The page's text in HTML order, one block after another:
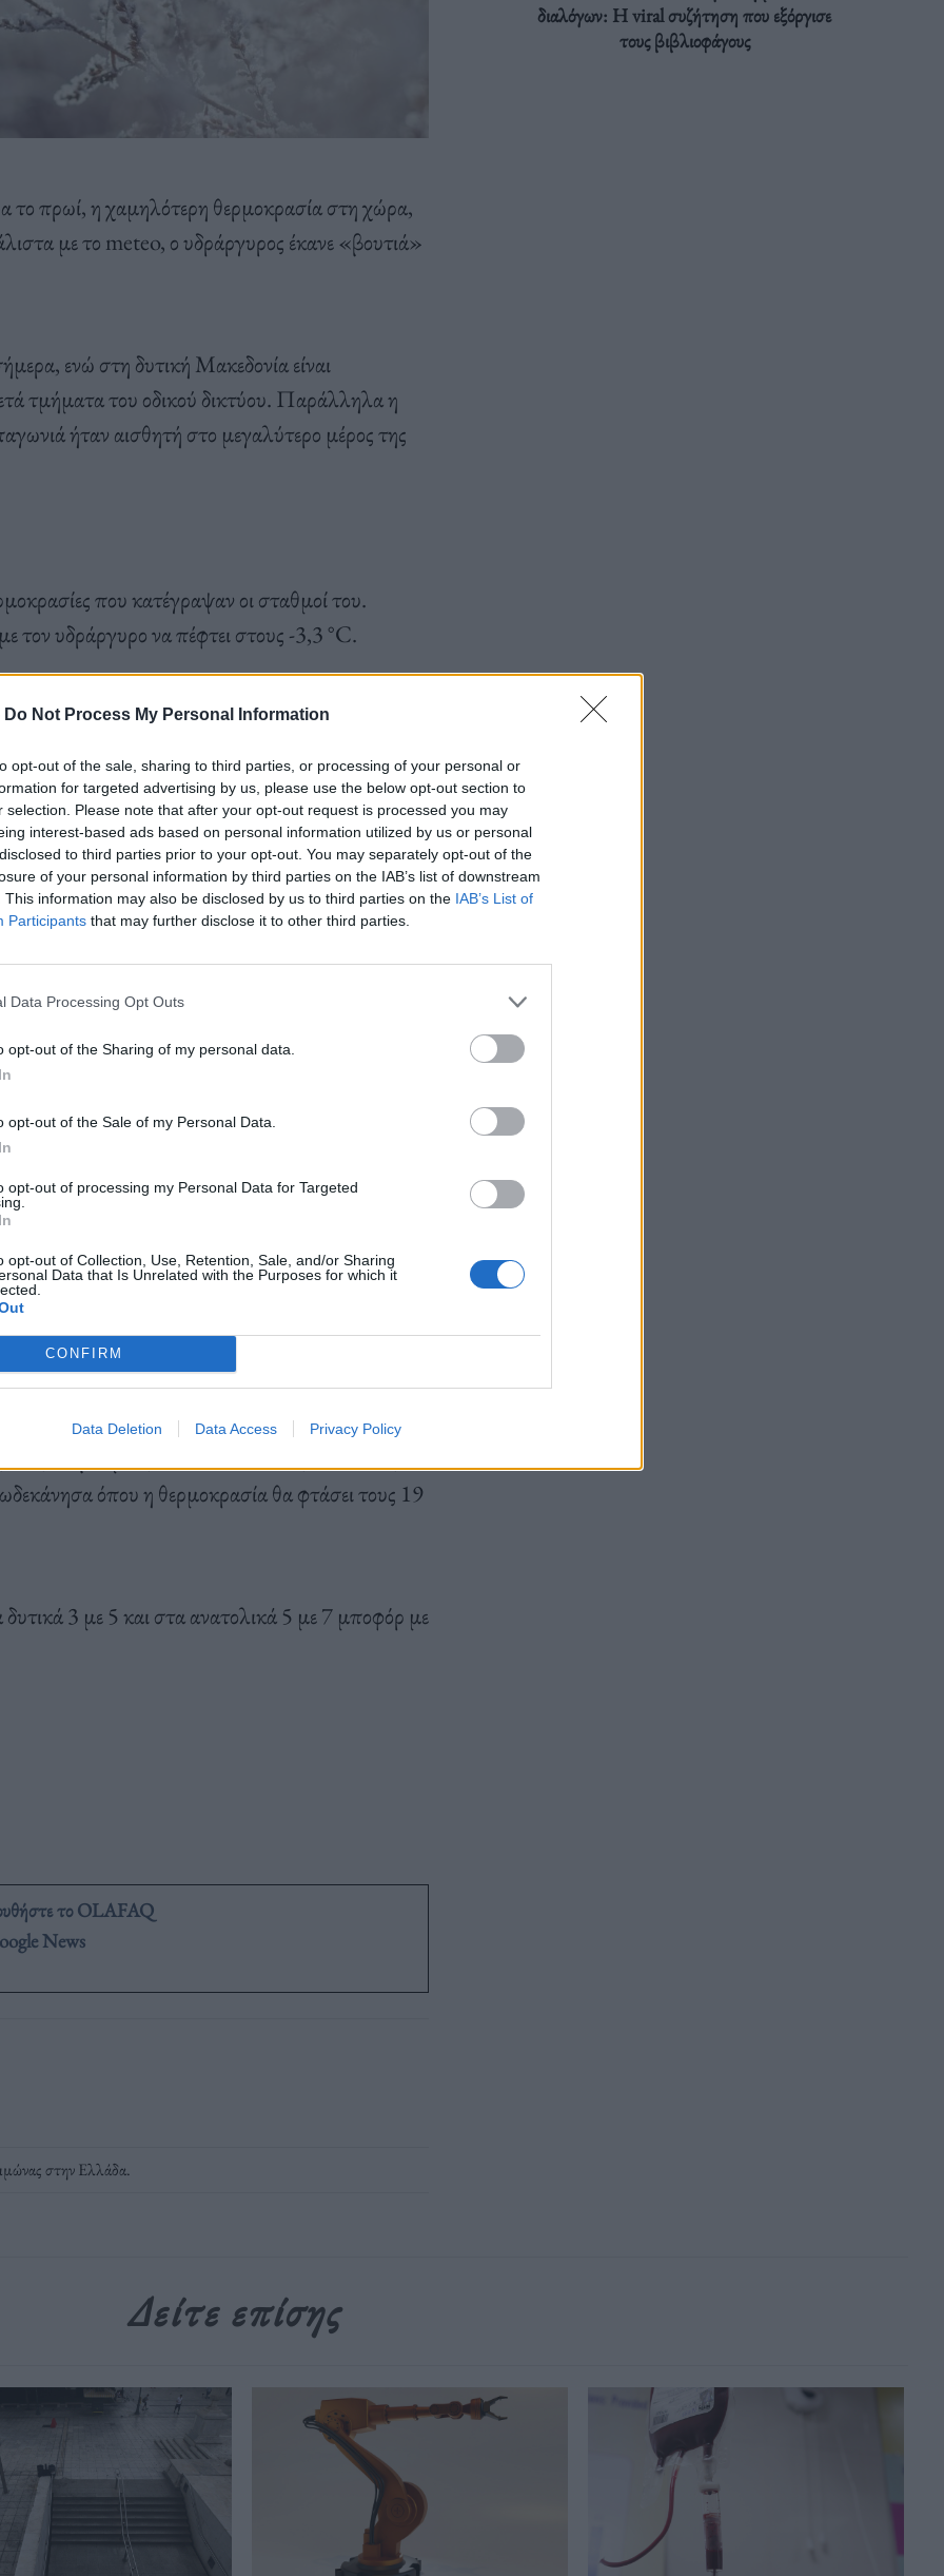
Do Not Process My Personal Information
opt-out of the sale, sharing to third parties, or processing of your personal or
for targeted advertising by us, please use the below opt-out section to
selection. Please note that after your opt-out request is processed you may
interest-based ads based on personal information utilized by us or personal
to third parties prior to your opt-out. You may separately opt-out of the
of your personal information by third parties on the IAB’s list of downstream
This information may also be disclosed by us to third parties on the IAB’s List of
Participants that may further disclose it to other third parties.
Data Processing Opt Outs
opt-out of the Sharing of my personal data.
opt-out of the Sale of my Personal Data.
opt-out of processing my Personal Data for Targeted
opt-out of Collection, Use, Retention, Sale, and/or Sharing
Data that Is Unrelated with the Purposes for which it
CONFIRM
Data Deletion Data Access Privacy Policy
το πρωί, η χαμηλότερη θερμοκρασία στη χώρα,
με το meteo, ο υδράργυρος έκανε «βουτιά»
ενώ στη δυτική Μακεδονία είναι
τμήματα του οδικού δικτύου. Παράλληλα η
ήταν αισθητή στο μεγαλύτερο μέρος της
που κατέγραψαν οι σταθμοί του.
τον υδράργυρο να πέφτει στους -3,3 °C.
σήμερα σύμφωνα με τοmeteo:
περιοχές της χώρας αύριο Δευτέρα, εκτός από
νεφώσεις και την Κρήτη, όπου θα
μάλιστα, αναμένεται να σημειώσει άνοδο,
ηπειρωτικά.
12 βαθμούς Κελσίου, ενώ στις υπόλοιπες
όπου η θερμοκρασία θα φτάσει τους 19
δυτικά 3 με 5 και στα ανατολικά 5 με 7 μποφόρ με
το OLAFAQ
News
στην Ελλάδα.
διαλόγων: Η viral συζήτηση που εξόργισε
τους βιβλιοφάγους
Δείτε επίσης